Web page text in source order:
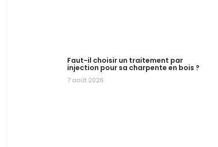
Faut-il choisir un traitement par
injection pour sa charpente en bois ?
7 août 2026